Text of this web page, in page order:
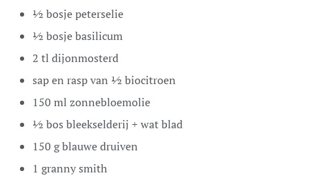
½ bosje peterselie
½ bosje basilicum
2 tl dijonmosterd
sap en rasp van ½ biocitroen
150 ml zonnebloemolie
½ bos bleekselderij + wat blad
150 gblauwe druiven
1 granny smith